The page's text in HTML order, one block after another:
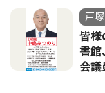
戸
皆
書館
会議